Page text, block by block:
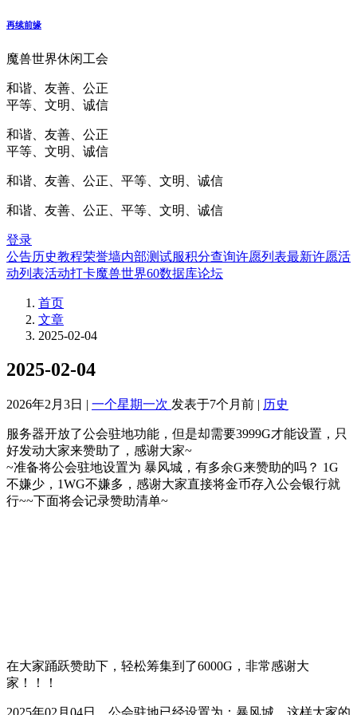
再续前缘
魔兽世界休闲工会
和谐、友善、公正
平等、文明、诚信
和谐、友善、公正
平等、文明、诚信
和谐、友善、公正、平等、文明、诚信
和谐、友善、公正、平等、文明、诚信
登录
公告历史教程荣誉墙内部测试服积分查询许愿列表最新许愿活
动列表活动打卡魔兽世界60数据库论坛
首页
文章
2025-02-04
2025-02-04
2026年2月3日 | 一个星期一次 发表于7个月前 | 历史
服务器开放了公会驻地功能，但是却需要3999G才能设置，只
好发动大家来赞助了，感谢大家~
~准备将公会驻地设置为 暴风城，有多余G来赞助的吗？ 1G
不嫌少，1WG不嫌多，感谢大家直接将金币存入公会银行就
行~~下面将会记录赞助清单~
在大家踊跃赞助下，轻松筹集到了6000G，非常感谢大
家！！！
2025年02月04日，公会驻地已经设置为：暴风城，这样大家的